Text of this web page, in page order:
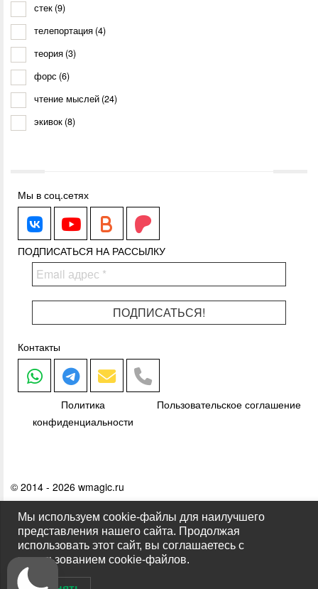
стек (9)
телепортация (4)
теория (3)
форс (6)
чтение мыслей (24)
экивок (8)
Мы в соц.сетях
WhiteMagicWhiteMagicBoosty.to
ПОДПИСАТЬСЯ НА РАССЫЛКУ
Контакты
Написать в Whatsapp
Написать в Telegram
Написать на почту
Политика
конфиденциальности
Пользовательское соглашение
© 2014 - 2026 wmagic.ru
Мы используем cookie-файлы для наилучшего
представления нашего сайта. Продолжая
использовать этот сайт, вы соглашаетесь с
использованием cookie-файлов.